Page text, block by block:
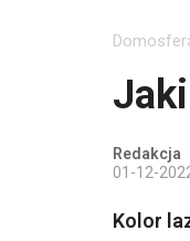
Redakcja
01-12-
Kolor